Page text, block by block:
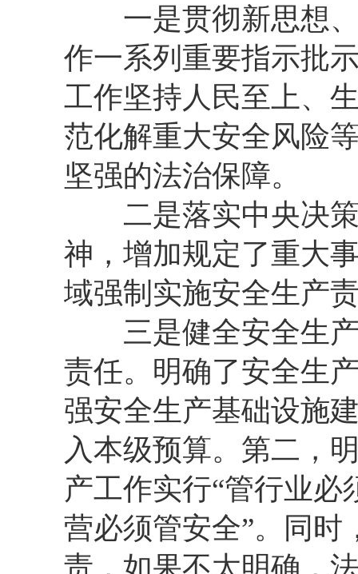
一是贯彻新思想、
作一系列重要指示批
工作坚持人民至上、
范化解重大安全风险
坚强的法治保障。
二是落实中央决策
神，增加规定了重大
域强制实施安全生产
三是健全安全生产
责任。明确了安全生
强安全生产基础设施
入本级预算。第二，
产工作实行“管行业
营必须管安全”。同时
责，如果不太明确，